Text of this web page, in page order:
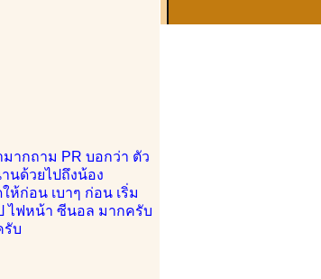
ากถาม PR บอกว่า ตัว
นด้วยไปถึงน้อง
ก่อน เบาๆ ก่อน เริ่ม
ไฟหน้า ซีนอล มากครับ
รับ